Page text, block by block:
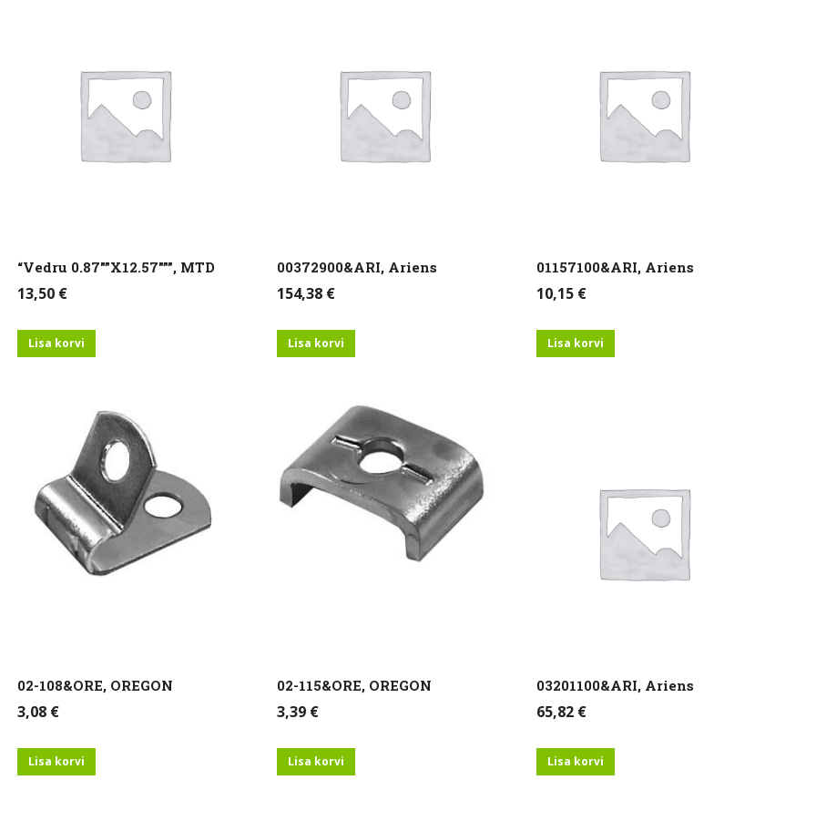
“Vedru 0.87″”X12.57″””, MTD
13,50 €
Lisa korvi
00372900&ARI, Ariens
154,38 €
Lisa korvi
01157100&ARI, Ariens
10,15 €
Lisa korvi
02-108&ORE, OREGON
3,08 €
Lisa korvi
02-115&ORE, OREGON
3,39 €
Lisa korvi
03201100&ARI, Ariens
65,82 €
Lisa korvi